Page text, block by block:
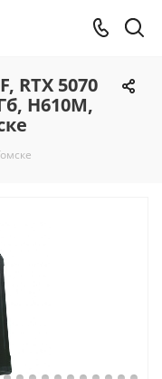
RTX 5070
H610M,